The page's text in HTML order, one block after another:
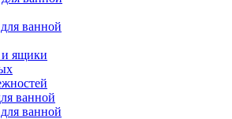
ванной
ящики
ванной
ванной